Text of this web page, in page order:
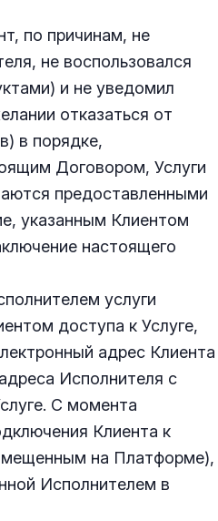
по причинам, не
не воспользовался
и не уведомил
отказаться от
в порядке,
Договором, Услуги
предоставленными
указанным Клиентом
настоящего
услуги
доступа к Услуге,
адрес Клиента
Исполнителя с
С момента
Клиента к
на Платформе),
Исполнителем в